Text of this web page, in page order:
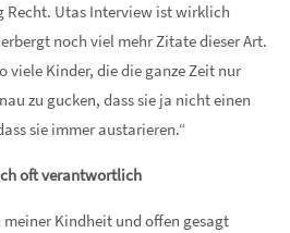
Recht. Utas Interview ist wirklich
noch viel mehr Zitate dieser Art.
viele Kinder, die die ganze Zeit nur
zu gucken, dass sie ja nicht einen
sie immer austarieren.“
oft verantwortlich
meiner Kindheit und offen gesagt